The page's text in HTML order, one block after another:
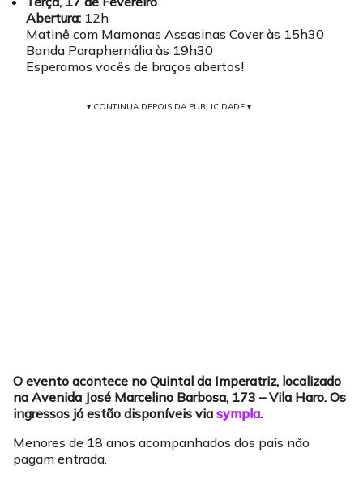
Abertura: 12h
Matinê com Mamonas Assasinas Cover às 15h30
Banda Paraphernália às 19h30
Esperamos vocês de braços abertos!
▾ CONTINUA DEPOIS DA PUBLICIDADE ▾
O evento acontece no Quintal da Imperatriz, localizado
na Avenida José Marcelino Barbosa, 173 – Vila Haro. Os
ingressos já estão disponíveis via sympla.
Menores de 18 anos acompanhados dos pais não
pagam entrada.